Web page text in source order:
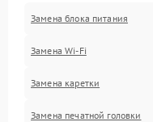
Замена блока питания
Замена Wi-Fi
Замена каретки
Замена печатной головки